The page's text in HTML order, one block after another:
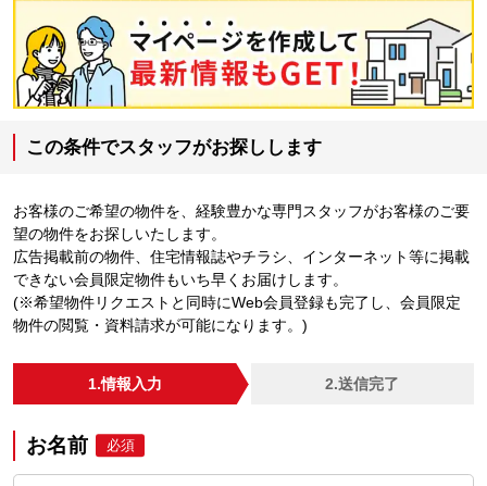
この条件でスタッフがお探しします
お客様のご希望の物件を、経験豊かな専門スタッフがお客様のご要
望の物件をお探しいたします。
広告掲載前の物件、住宅情報誌やチラシ、インターネット等に掲載
できない会員限定物件もいち早くお届けします。
(※希望物件リクエストと同時にWeb会員登録も完了し、会員限定
物件の閲覧・資料請求が可能になります。)
1.情報入力 2.送信完了
お名前 必須